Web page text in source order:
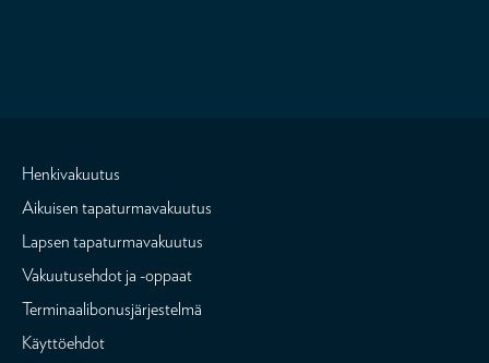
Henkivakuutus
Aikuisen tapaturmavakuutus
Lapsen tapaturmavakuutus
Vakuutusehdot ja -oppaat
Terminaalibonusjärjestelmä
Käyttöehdot